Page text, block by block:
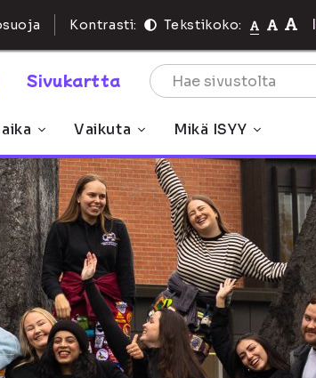
Kontrasti: Tekstikoko:
Sivukartta
Vaikuta Mikä ISYY